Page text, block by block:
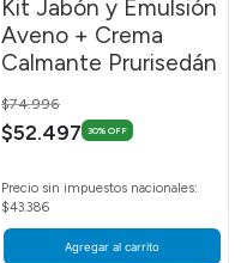
Kit Jabón y Emulsión
Aveno + Crema
Calmante Prurisedán
Price reduced from
$74.996
$52.497 30% OFF
Precio sin impuestos nacionales:
$43.386
Agregar al carrito